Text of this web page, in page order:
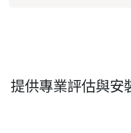
提供專業評估與